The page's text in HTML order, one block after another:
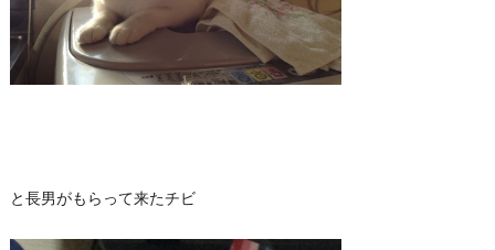
と長男がもらって来たチビ